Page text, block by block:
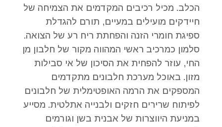
הכלב. מכיל רכיבים המקדמים את הצמיחה של
חיידקים מועילים במעיים, תורם להגדלת
ספיגת חומרי הזנה והפחתת ריח רע של הצואה.
סלמון כמרכיב ראשי המהווה מקור של חלבון מן
החי, עוזר להפחית את הסיכון של אי סבילות
מזון. באוכל מערכת חלבונים מתקדמים
המספקים את הרמה האופטימלית של חלבונים
לפיתוח שרירים חזקים ולבנייה אתלטית. מסייע
במניעת היווצרות של אבנית בשן וגורמים